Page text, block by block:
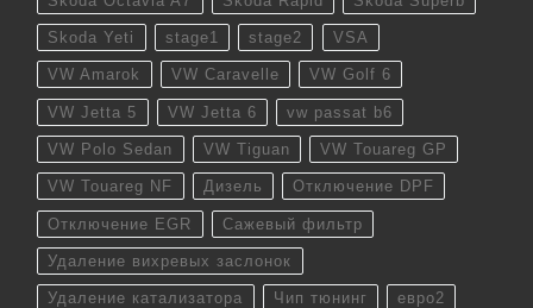
Skoda Yeti stage1 stage2 VSA
VW Amarok VW Caravelle VW Golf 6
VW Jetta 5 VW Jetta 6 vw passat b6
VW Polo Sedan VW Tiguan VW Touareg GP
VW Touareg NF Дизель Отключение DPF
Отключение EGR Сажевый фильтр
Удаление вихревых заслонок
Удаление катализатора Чип тюнинг евро2